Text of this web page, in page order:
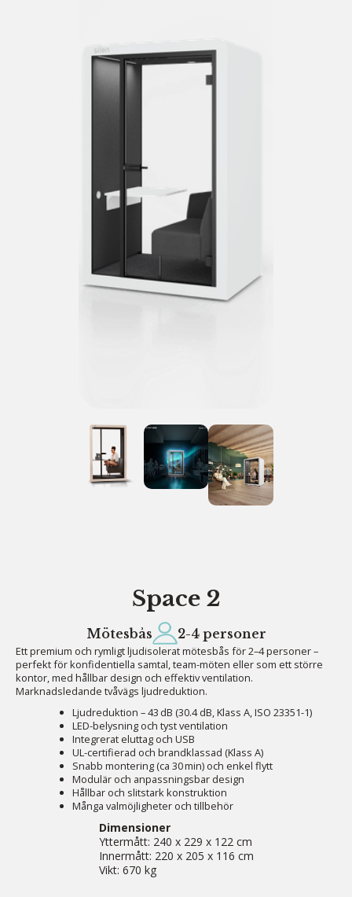
Space 2
Mötesbås 2-4 personer
Ett premium och rymligt ljudisolerat mötesbås för 2–4 personer –
perfekt för konfidentiella samtal, team-möten eller som ett större
kontor, med hållbar design och effektiv ventilation.
Marknadsledande tvåvägs ljudreduktion.
Ljudreduktion – 43 dB (30.4 dB, Klass A, ISO 23351-1)
LED-belysning och tyst ventilation
Integrerat eluttag och USB
UL-certifierad och brandklassad (Klass A)
Snabb montering (ca 30 min) och enkel flytt
Modulär och anpassningsbar design
Hållbar och slitstark konstruktion
Många valmöjligheter och tillbehör
Dimensioner
Yttermått: 240 x 229 x 122 cm
Innermått: 220 x 205 x 116 cm
Vikt: 670 kg